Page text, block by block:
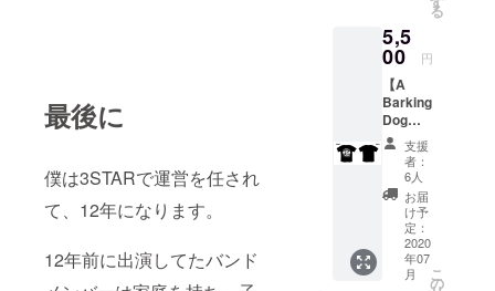
最後に
僕は3STARで運営を任され
て、12年になります。
12年前に出演してたバンド
選びく
ださ
い。 *郵
送のみ
のお届
けにな
ります
(送料込
み)。
ラータ
イプを
お選び
くださ
い。 ・
サイズ
展開 M /
L / XL /
XXL ※支
援時に
ご希望
のサイ
ズをお
選びく
ださ
る
5,5
00 円
【A
Barking
Dog
Never
Bites x
3STAR
「3DO
G」】半
袖Tシャ
Design
ed by :
支援
者：
6人
お届
け予
定：
2020
年07
月
こ
の